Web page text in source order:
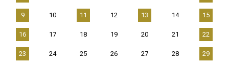
9 10 11 12 13 14 15
16 17 18 19 20 21 22
23 24 25 26 27 28 29